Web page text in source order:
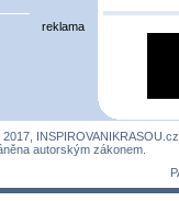
reklama
autorským zákonem.